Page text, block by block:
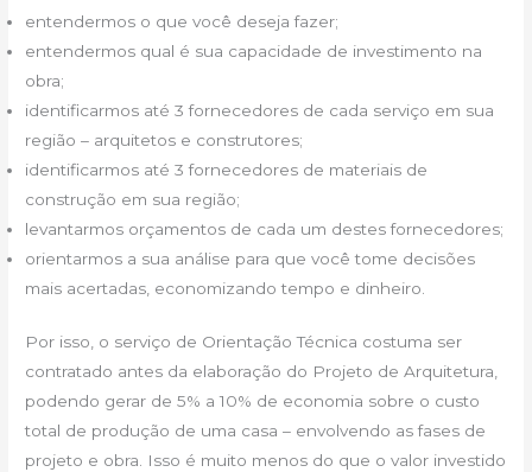
entendermos o que você deseja fazer;
entendermos qual é sua capacidade de investimento na
obra;
identificarmos até 3 fornecedores de cada serviço em sua
região – arquitetos e construtores;
identificarmos até 3 fornecedores de materiais de
construção em sua região;
levantarmos orçamentos de cada um destes fornecedores;
orientarmos a sua análise para que você tome decisões
mais acertadas, economizando tempo e dinheiro.
Por isso, o serviço de Orientação Técnica costuma ser
contratado antes da elaboração do Projeto de Arquitetura,
podendo gerar de 5% a 10% de economia sobre o custo
total de produção de uma casa – envolvendo as fases de
projeto e obra. Isso é muito menos do que o valor investido